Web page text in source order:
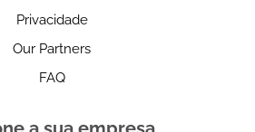
Privacidade
Our Partners
FAQ